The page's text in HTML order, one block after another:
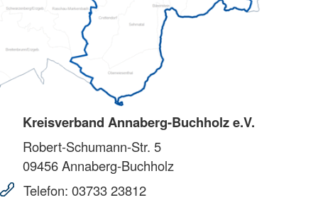
Kreisverband Annaberg-Buchholz e.V.
Robert-Schumann-Str. 5
09456Annaberg-Buchholz
Telefon: 03733 23812